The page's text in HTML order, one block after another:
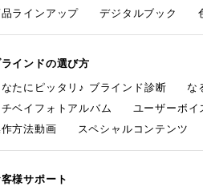
ラインアップ
デジタルブック
ラインドの選び方
なたにピッタリ♪ ブラインド診断
な
チベイフォトアルバム
ユーザーボイ
方法動画
スペシャルコンテンツ
様サポート